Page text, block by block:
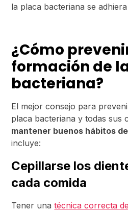
la placa bacteriana se
¿Cómo
formación de
bacteriana?
El mejor consejo para
placa bacteriana y todas sus
mantener buenos hábitos
incluye:
Cepillarse los
cada comida
Tener unatécnica correcta